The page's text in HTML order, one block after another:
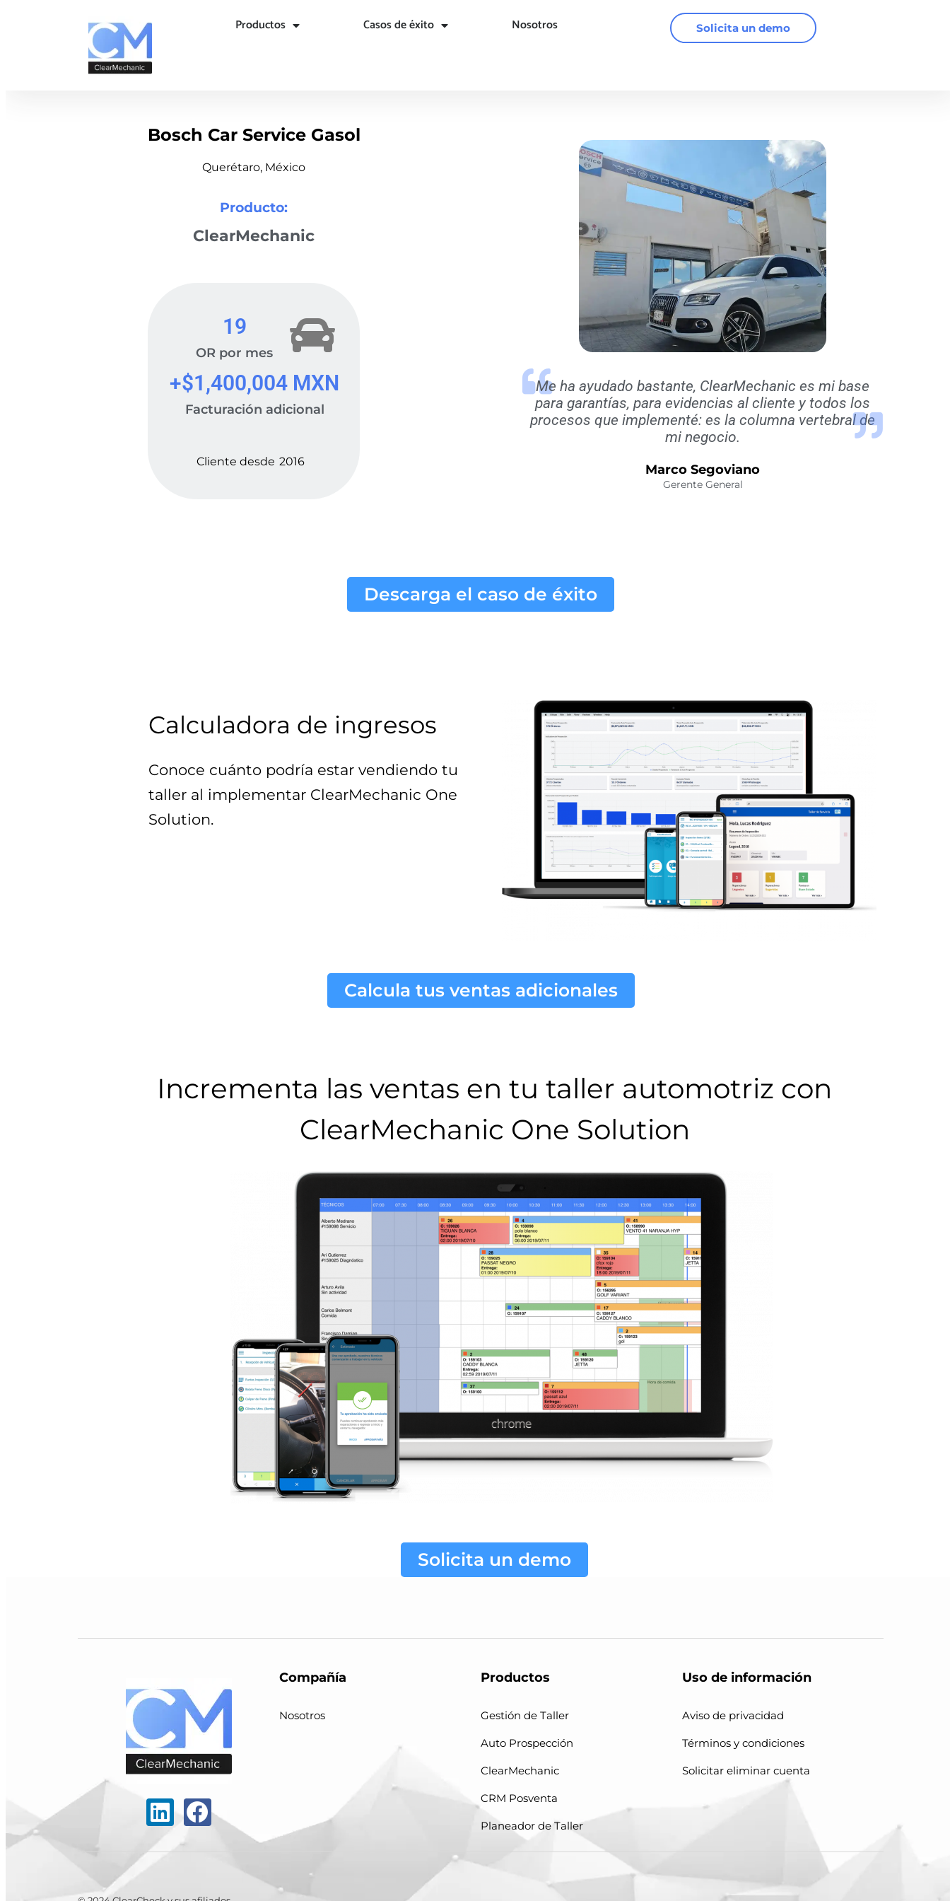
Productos Casos de éxito Nosotros Solicita un demo
Bosch Car Service Gasol
Querétaro, México
Producto:
ClearMechanic
OR por mes
19
Facturación adicional
+$1,400,004 MXN
Cliente desde 2016
Me ha ayudado bastante, ClearMechanic es mi base
para garantías, para evidencias al cliente y todos los
procesos que implementé: es la columna vertebral de
mi negocio.
Marco Segoviano
Gerente General
Descarga el caso de éxito
Calculadora de ingresos
Conoce cuánto podría estar vendiendo tu
taller al implementar ClearMechanic One
Solution.
Calcula tus ventas adicionales
Incrementa las ventas en tu taller automotriz con
ClearMechanic One Solution
Solicita un demo
Compañía
Nosotros
Productos
Gestión de Taller
Auto Prospección
ClearMechanic
CRM Posventa
Planeador de Taller
Uso de información
Aviso de privacidad
Términos y condiciones
Solicitar eliminar cuenta